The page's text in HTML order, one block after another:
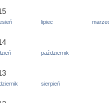
lipiec
październik
sierpień